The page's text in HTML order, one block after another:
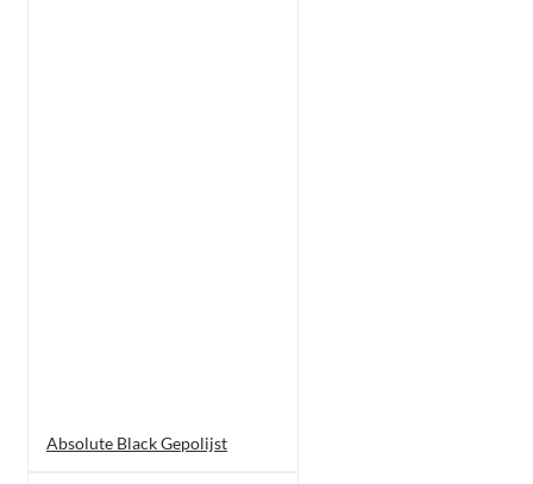
Absolute Black Gepolijst